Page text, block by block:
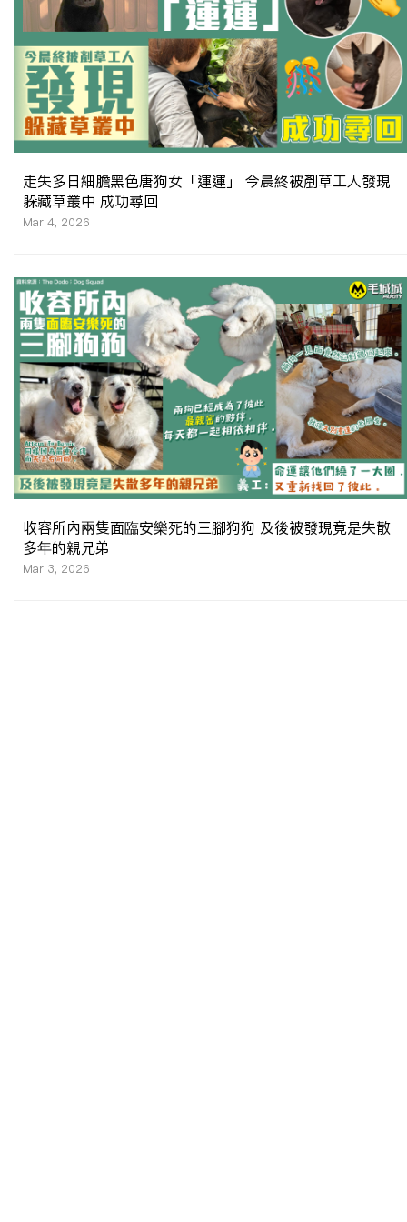
走失多日細膽黑色唐狗女「運運」 今晨終被剷草工人發現
躲藏草叢中 成功尋回
Mar 4, 2026
收容所內兩隻面臨安樂死的三腳狗狗 及後被發現竟是失散
多年的親兄弟
Mar 3, 2026